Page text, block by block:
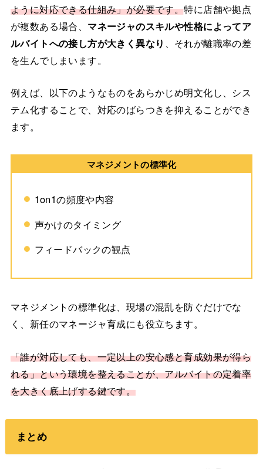
ように対応できる仕組み」が必要です。特に店舗や拠点
が複数ある場合、 マネージャのスキルや性格によってア
ルバイトへの接し方が大きく異なり 、それが離職率の差
を生んでしまいます。
例えば、以下のようなものをあらかじめ明文化し、シス
テム化することで、対応のばらつきを抑えることができ
ます。
マネジメントの標準化
1on1の頻度や内容
声かけのタイミング
フィードバックの観点
マネジメントの標準化は、現場の混乱を防ぐだけでな
く、新任のマネージャ育成にも役立ちます。
「誰が対応しても、一定以上の安心感と育成効果が得ら
れる」という環境を整えることが、アルバイトの定着率
を大きく底上げする鍵です。
まとめ